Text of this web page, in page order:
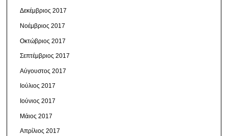
Δεκέμβριος 2017
Νοέμβριος 2017
Οκτώβριος 2017
Σεπτέμβριος 2017
Αύγουστος 2017
Ιούλιος 2017
Ιούνιος 2017
Μάιος 2017
Απρίλιος 2017